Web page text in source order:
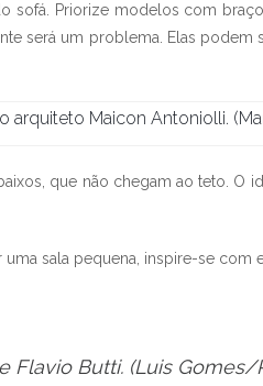
sofá. Priorize modelos com
será um problema. Elas
arquiteto Maicon Antoniolli.
que não chegam ao teto. O
sala pequena, inspire-se com
Flavio Butti. (Luis Gomes/